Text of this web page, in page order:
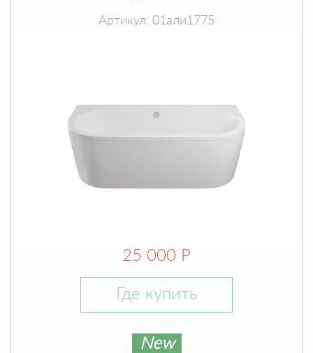
Артикул: 01али1775
25 000 Р
Где купить
New